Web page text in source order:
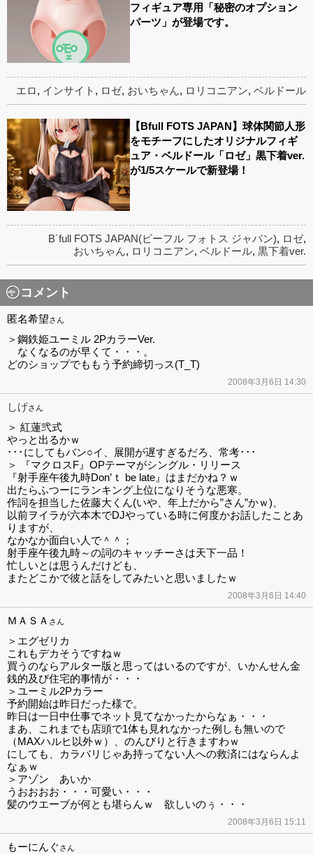
フィギュア専用「秘密のオプション
パーツ」が登場です。
エロ, インサイト , ロゼ, おいちゃん, ロリコニアン, ベルドール
【Bfull FOTS JAPAN】球体関節人形
をモチーフにしたオリジナルフィギ
ュア・ベルドール「ロゼ」黒下着ver.
が1/5スケールで新登場！
B´full FOTS JAPAN(ビーフル フォトス ジャパン), ロゼ,
おいちゃん, ロリコニアン, ベルドール, 黒下着ver.
コメント
匿名希望さん
＞鋼鉄姫ユーミル 2PカラーVer.
なくなるのが早くて・・・。
どのショップでももう予約締切っス(T_T)
2008年3月6日 14:30
しげさん
＞ 紅蓮弐式
やっと出るかｗ
･･･にしてもバン○イ、展開が遅すぎるだろ、常考･･･
＞ 『マクロスF』OPテーマがシングル・リリース
『射手座午後九時Don’ｔ be late』はまだかね？ｗ
出たらふつーにランキング上位になりそうな悪寒。
作詞を担当した佐藤大くん(いや、年上だから”さん”かｗ)、
以前ヲイラが六本木でDJやっている時に何度かお話したことあ
りますが、
なかなか面白い人で＾＾；
射手座午後九時～の詞のキャッチーさは天下一品！
忙しいとは思うんだけども、
またどこかで彼と話をしてみたいと思いましたｗ
2008年3月6日 14:40
ＭＡＳＡ さん
＞エグゼリカ
これもデカそうですねｗ
買うのならアルター版と思ってはいるのですが、いかんせん金
銭的及び住宅的事情が・・・
＞ユーミル2Pカラー
予約開始は昨日だった様で。
昨日は一日中仕事でネット見てなかったからなぁ・・・
まあ、これまでも店頭で1体も見れなかった例しも無いので
（MAXハルヒ以外ｗ）、のんびりと行きますわｗ
にしても、カラバリじゃあ持ってない人への救済にはならんよ
なぁｗ
＞アゾン あいか
うおおおお・・・可愛い・・・
髪のウエーブが何とも堪らんｗ 欲しいのぅ・・・
2008年3月6日 15:11
もーにんぐさん